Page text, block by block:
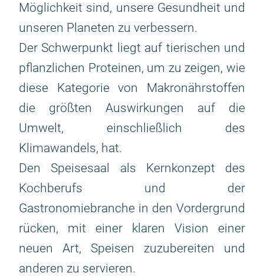
Möglichkeit sind, unsere Gesundheit und
unseren Planeten zu verbessern.
Der Schwerpunkt liegt auf tierischen und
pflanzlichen Proteinen, um zu zeigen, wie
diese Kategorie von Makronährstoffen
die größten Auswirkungen auf die
Umwelt, einschließlich des
Klimawandels, hat.
Den Speisesaal als Kernkonzept des
Kochberufs und der
Gastronomiebranche in den Vordergrund
rücken, mit einer klaren Vision einer
neuen Art, Speisen zuzubereiten und
anderen zu servieren.